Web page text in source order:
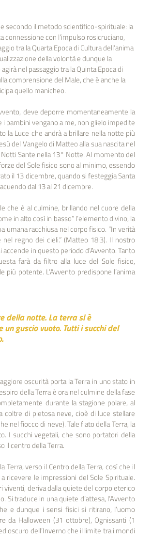
secondo il metodo scientifico-spirituale: la
con l’impulso rosicruciano,
tra la Quarta Epoca di Cultura dell’anima
della volontà e dunque la
nel passaggio tra la Quinta Epoca di
comprensione del Male, che è anche la
quello manicheo.
deve deporre momentaneamente la
bambini vengano a me, non glielo impedite
la Luce che andrà a brillare nella notte più
del Vangelo di Matteo alla sua nascita nel
Sante nella 13° Notte. Al momento del
del Sole fisico sono al minimo, essendo
il 13 dicembre, quando si festeggia Santa
dal 13 al 21 dicembre.
che è al culmine, brillando nel cuore della
in alto così in basso” l’elemento divino, la
umana racchiusa nel corpo fisico. “In verità
regno dei cieli.” (Matteo 18:3). Il nostro
in questo periodo d’Avvento. Tanto
farà da filtro alla luce del Sole fisico,
potente. L’Avvento predispone l’anima
della notte. La terra si è
guscio vuoto. Tutti i succhi del
oscurità porta la Terra in uno stato in
della Terra è ora nel culmine della fase
durante la stagione polare, al
coltre di pietosa neve, cioè di luce stellare
nel fiocco di neve). Tale fiato della Terra, la
I succhi vegetali, che sono portatori della
il centro della Terra.
Terra, verso il Centro della Terra, così che il
ricevere le impressioni del Sole Spirituale.
viventi, deriva dalla quiete del corpo eterico
Si traduce in una quiete d’attesa, l’Avvento
e dunque i sensi fisici si ritirano, l’uomo
da Halloween (31 ottobre), Ognissanti (1
oscuro dell’Inverno che il limite tra i mondi